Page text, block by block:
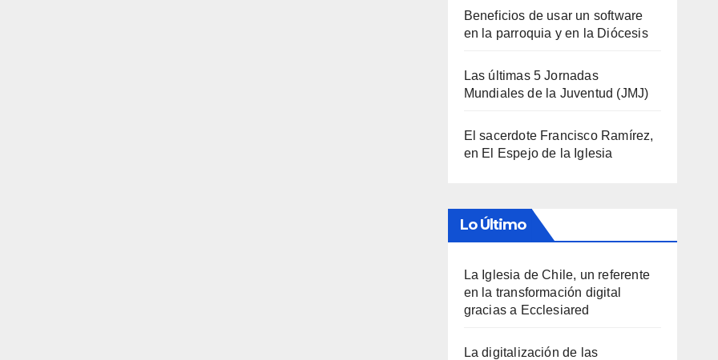
Beneficios de usar un software
en la parroquia y en la Diócesis
Las últimas 5 Jornadas
Mundiales de la Juventud (JMJ)
El sacerdote Francisco Ramírez,
en El Espejo de la Iglesia
Lo Último
La Iglesia de Chile, un referente
en la transformación digital
gracias a Ecclesiared
La digitalización de las